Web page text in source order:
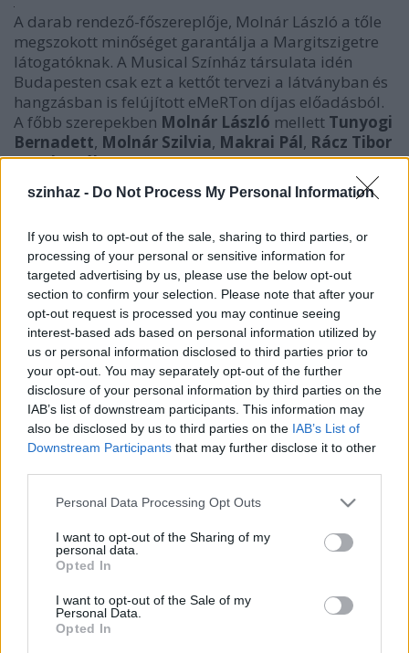
szinhaz - Do Not Process My Personal Information
If you wish to opt-out of the sale, sharing to third parties, or
processing of your personal or sensitive information for
targeted advertising by us, please use the below opt-out
section to confirm your selection. Please note that after your
opt-out request is processed you may continue seeing
interest-based ads based on personal information utilized by
us or personal information disclosed to third parties prior to
your opt-out. You may separately opt-out of the further
disclosure of your personal information by third parties on the
IAB’s list of downstream participants. This information may
also be disclosed by us to third parties on the IAB’s List of
Downstream Participants that may further disclose it to other
Please note that this website/app uses one or more Google
not limited to your visit or usage behaviour. You may click to
grant or deny consent to Google and its third-party tags to
use your data for below specified purposes in below Google
consent section.
Personal Data Processing Opt Outs
I want to opt-out of the Sharing of my
personal data.
Opted In
I want to opt-out of the Sale of my
Personal Data.
Opted In
A darab rendező-főszereplője, Molnár László a tőle
megszokott minőséget garantálja a Margitszigetre
látogatóknak. A Musical Színház társulata idén
Budapesten csak ezt a kettőt tervezi a látványban és
hangzásban is felújított eMeRTon díjas előadásból.
A főbb szerepekben Molnár László mellett Tunyogi
Bernadett, Molnár Szilvia, Makrai Pál, Rácz Tibor
ésFeke Pális feltűnik majd.
Az idén újra hazánkba látogató Wildhorn csodálatos
dallamait aRácz Márton karmester vezette,
tagú zenekar kelti majd életre, akik korábban a
Thalia Színházban is közreműködtek már a Jekyll és
Hyde musicalben. A muzsika és a színészi
teljesítmények mellett aHuszka Jenődíjas és
eMeRTon díjasValla Attila, költeményekbe illő
dalszövegei gondoskodnak majd könnyekről és
borzongásról idén júliusban.
R.L. Stevenson klasszikus novellája számos
feldolgozást ért már meg a színpadon és a
személyiségben meglévő kettősség motívumait és
szérumot, amely segítségével az emberi lélek
mélyére, a mindannyiunkban meglévő gonosz
hipokrita és konzervatív medicína ellenszenvét. Hol
húzódik a határ a jó és a rossz között? Meddig és